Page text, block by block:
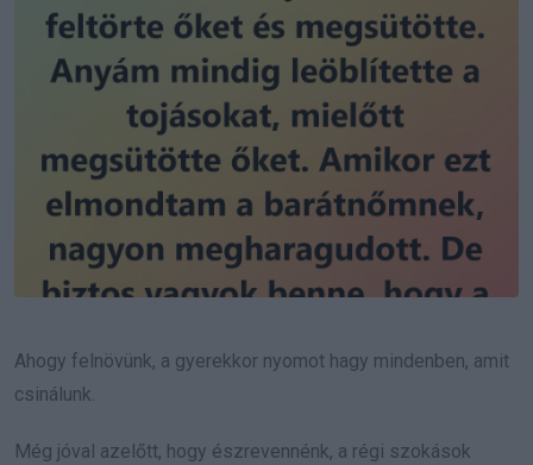
Ahogy felnövünk, a gyerekkor nyomot hagy mindenben, amit
csinálunk.
Még jóval azelőtt, hogy észrevennénk, a régi szokások